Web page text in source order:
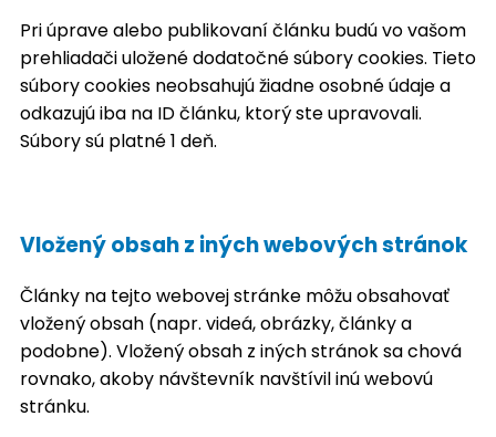
Pri úprave alebo publikovaní článku budú vo vašom
prehliadači uložené dodatočné súbory cookies. Tieto
súbory cookies neobsahujú žiadne osobné údaje a
odkazujú iba na ID článku, ktorý ste upravovali.
Súbory sú platné 1 deň.
Vložený obsah z iných webových stránok
Články na tejto webovej stránke môžu obsahovať
vložený obsah (napr. videá, obrázky, články a
podobne). Vložený obsah z iných stránok sa chová
rovnako, akoby návštevník navštívil inú webovú
stránku.